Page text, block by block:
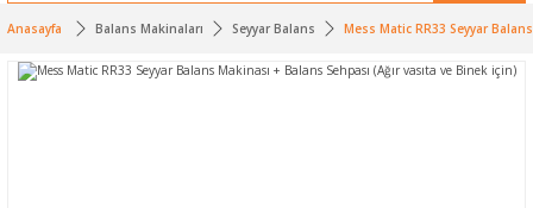
Anasayfa Balans Makinaları Seyyar Balans Mess Matic RR33 Seyyar